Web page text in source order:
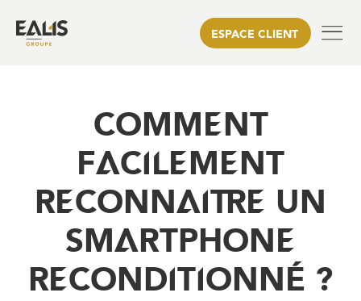
ESPACE CLIENT
COMMENT
FACILEMENT
RECONNAITRE UN
SMARTPHONE
RECONDITIONNÉ ?